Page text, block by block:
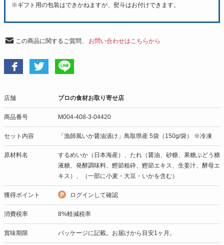
※ギフト用の包装はできかねますが、熨斗はお付けできます。
この商品に関するご質問、 お問い合わせはこちらから
店舗 プロの食材お取り寄せ店
商品番号 M004-408-3-04420
セット内容 「漁師風いか醤油漬け」鳥取県産 5袋（150g/袋） ※冷凍
原材料名
するめいか（日本海産）、たれ（醤油、砂糖、果糖ぶどう糖
液糖、発酵調味料、鰹節粗砕、鰹節エキス、生姜汁、酵母エ
キス）、（一部に小麦・大豆・いかを含む）
獲得ポイント ログインして確認
消費税率 8%軽減税率
賞味期限 パッケージに記載。お届けから目安1ヶ月。